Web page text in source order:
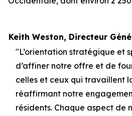
Keith Weston, Directeur
"L’orientation stratégique et
d’affiner notre offre et de
celles et ceux qui travaillent
réaffirmant notre
résidents. Chaque aspect de